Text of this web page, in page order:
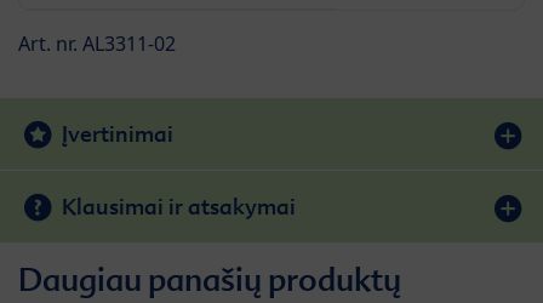
Art. nr. AL3311-02
Įvertinimai
Klausimai ir atsakymai
Daugiau panašių produktų